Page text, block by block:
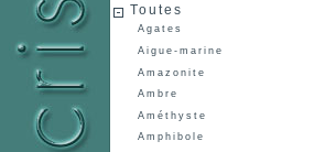
Toutes
Agates
Aigue-marine
Amazonite
Ambre
Améthyste
Amphibole